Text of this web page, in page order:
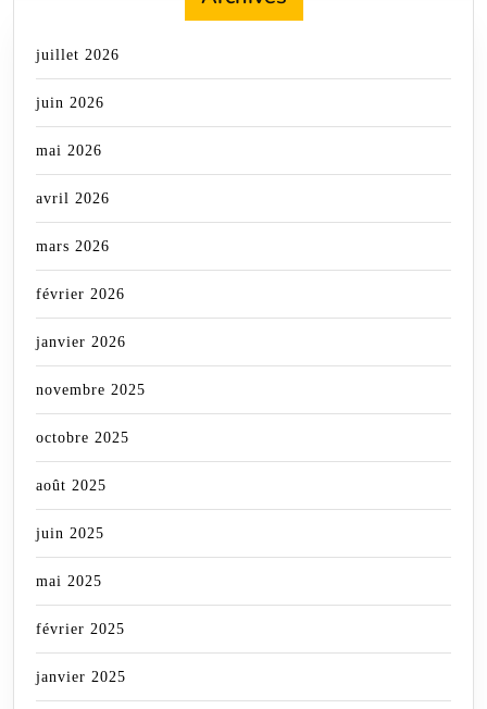
juillet 2026
juin 2026
mai 2026
avril 2026
mars 2026
février 2026
janvier 2026
novembre 2025
octobre 2025
août 2025
juin 2025
mai 2025
février 2025
janvier 2025